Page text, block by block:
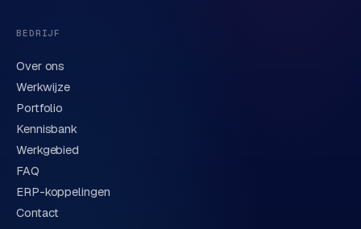
BEDRIJF
Over ons
Werkwijze
Portfolio
Kennisbank
Werkgebied
FAQ
ERP-koppelingen
Contact